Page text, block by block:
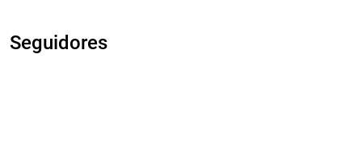
Seguidores